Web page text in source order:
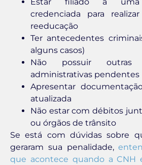
credenciada para
reeducação
Ter antecedentes
alguns casos)
Não possuir outras
administrativas pendentes
Apresentar
atualizada
Não estar com débitos
ou órgãos de trânsito
Se está com dúvidas sobre
geraram sua penalidade,
que acontece quando a CNH